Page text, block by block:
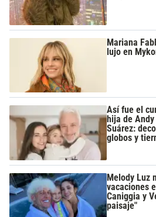
Mariana
lujo en
Así fue el
hija de
Suárez:
globos y
Melody Luz
vacaciones
Caniggia y
paisaje"